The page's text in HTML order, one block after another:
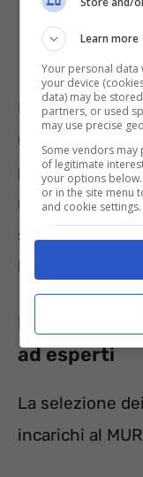
Essendo un
materia di
pubbliche e
necessaria
sulla tipologia
bando per i 17
Prove di
ad esperti
La selezione
incarichi al
Learn more
Your personal
your device
data) may be
partners, or used
may use precise
Some vendors
of legitimate
your options
or in the site menu
and cookie settings.